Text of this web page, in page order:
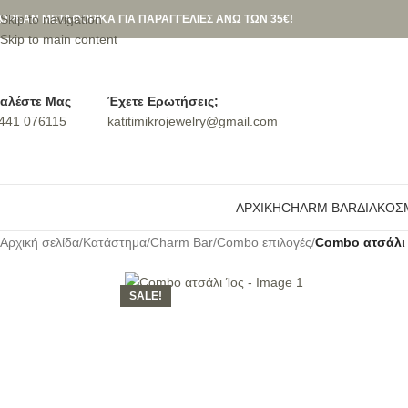
Skip to navigation
Skip to main content
ΜΕΤΑΦΟΡΙΚΑ ΓΙΑ ΠΑΡΑΓΓΕΛΙΕΣ ΑΝΩ ΤΩΝ 35€!
Μας
076115
Έχετε Ερωτήσεις;
katitimikrojewelry@gmail.com
ΑΡΧΙΚΉCHARM BAR
Αρχική σελίδα/Κατάστημα/Charm Bar/Combo επιλογές/Combo ατσάλι
SALE!